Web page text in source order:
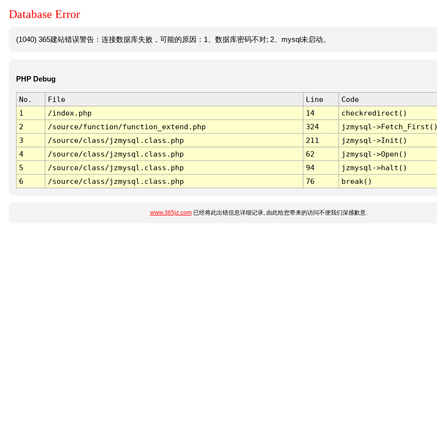
Database Error
(1040) 365建站错误警告：连接数据库失败，可能的原因：1、数据库密码不对; 2、mysql未启动。
PHP Debug
No. File Line
Code
1
/index.php 14
checkredirect()
2
/source/function/function_extend.php 324
jzmysql-
3
/source/class/jzmysql.class.php 211
jzmysql->Init()
4
/source/class/jzmysql.class.php 62
jzmysql->Open()
5
/source/class/jzmysql.class.php 94
jzmysql->halt()
6
/source/class/jzmysql.class.php 76 break()
www.365jz.com已经将此出错信息详细记录, 由此给您带来的访问不便我们深感歉意.